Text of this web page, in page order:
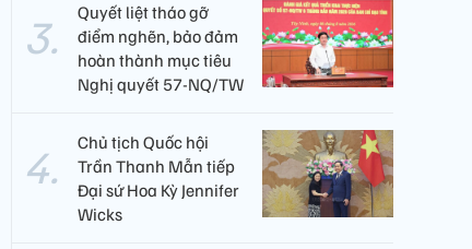
Quyết liệt tháo gỡ
điểm nghẽn, bảo đảm
hoàn thành mục tiêu
Nghị quyết 57-NQ/TW
Chủ tịch Quốc hội
Trần Thanh Mẫn tiếp
Đại sứ Hoa Kỳ Jennifer
Wicks